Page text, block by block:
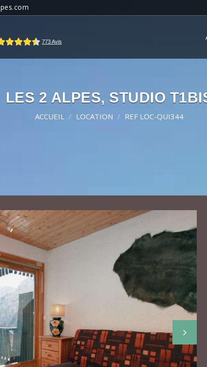
LES 2 ALPES, STUDIO
ACCUEIL LOCATION REF LOC-QUI344